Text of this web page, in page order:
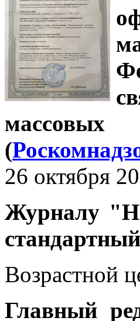
(
26 октября
Журналу
Возрастной
Главный